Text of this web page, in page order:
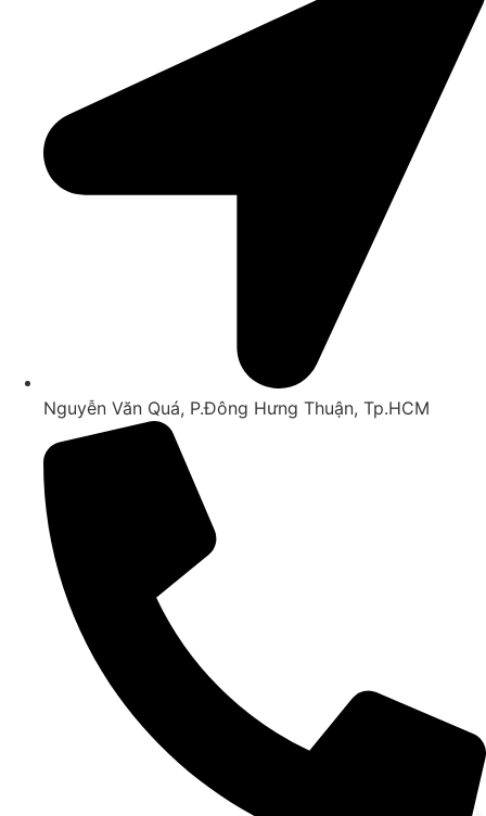
Nguyễn Văn Quá, P.Đông Hưng Thuận, Tp.HCM